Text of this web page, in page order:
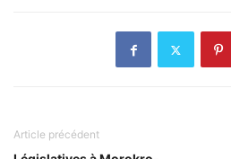
Article précédent